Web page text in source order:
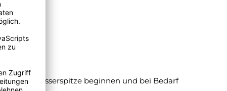
einer Messerspitze beginnen und bei Bedarf